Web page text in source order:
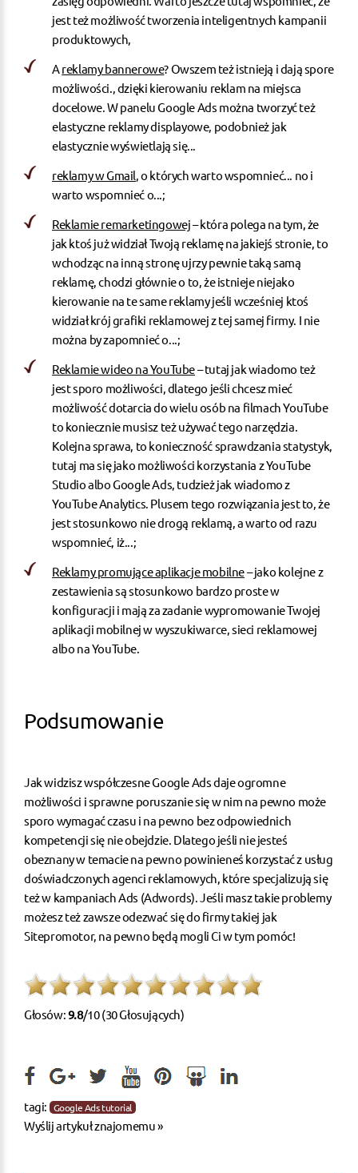
jest też możliwość tworzenia inteligentnych kampanii
produktowych,
A reklamy bannerowe? Owszem też istnieją i dają spore
możliwości., dzięki kierowaniu reklam na miejsca
docelowe. W panelu Google Ads można tworzyć też
elastyczne reklamy displayowe, podobnież jak
elastycznie wyświetlają się...
reklamy w Gmail , o których warto wspomnieć... no i
warto wspomnieć o...;
Reklamie remarketingowej– która polega na tym, że
jak ktoś już widział Twoją reklamę na jakiejś stronie, to
wchodząc na inną stronę ujrzy pewnie taką samą
reklamę, chodzi głównie o to, że istnieje niejako
kierowanie na te same reklamy jeśli wcześniej ktoś
widział krój grafiki reklamowej z tej samej firmy. I nie
można by zapomnieć o...;
Reklamie wideo na YouTube– tutaj jak wiadomo też
jest sporo możliwości, dlatego jeśli chcesz mieć
możliwość dotarcia do wielu osób na filmach YouTube
to koniecznie musisz też używać tego narzędzia.
Kolejna sprawa, to konieczność sprawdzania statystyk,
tutaj ma się jako możliwości korzystania z YouTube
Studio albo Google Ads, tudzież jak wiadomo z
YouTube Analytics. Plusem tego rozwiązania jest to, że
jest stosunkowo nie drogą reklamą, a warto od razu
wspomnieć, iż...;
Reklamy promujące aplikacje mobilne– jako kolejne z
zestawienia są stosunkowo bardzo proste w
konfiguracji i mają za zadanie wypromowanie Twojej
aplikacji mobilnej w wyszukiwarce, sieci reklamowej
albo na YouTube.
Podsumowanie
Jak widzisz współczesne Google Ads daje ogromne
możliwości i sprawne poruszanie się w nim na pewno może
sporo wymagać czasu i na pewno bez odpowiednich
kompetencji się nie obejdzie. Dlatego jeśli nie jesteś
obeznany w temacie na pewno powinieneś korzystać z usług
doświadczonych agenci reklamowych, które specjalizują się
też w kampaniach Ads (Adwords). Jeśli masz takie problemy
możesz też zawsze odezwać się do firmy takiej jak
Sitepromotor, na pewno będą mogli Ci w tym pomóc!
Głosów:9.8/10 (30 Głosujących)
tagi: Google Ads tutorial
Wyślij artykuł znajomemu »